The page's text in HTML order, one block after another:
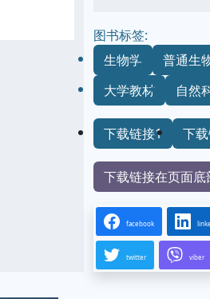
图书标签:
生物学
普通生
大学教材
自然
下载链接1 下
下载链接在页面底
facebook
twitter viber